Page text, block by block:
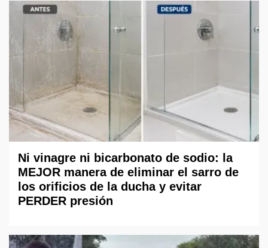
Ni vinagre ni bicarbonato de sodio: la
MEJOR manera de eliminar el sarro de
los orificios de la ducha y evitar
PERDER presión